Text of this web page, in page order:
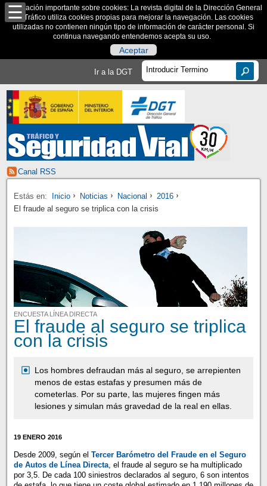
Información importante sobre cookies: La revista digital de la Dirección General
de Tráfico utiliza cookies propias para mejorar la navegación. Las cookies
utilizadas no contienen ningún tipo de información de carácter personal. Si
continua navegando entendemos acepta su uso.
Aceptar
Ir a la DGT
Canal RSS
Estás en: Inicio Noticias Nacional
2016
El fraude al seguro se triplica con la crisis
ENCUESTA LÍNEA DIRECTA
El fraude al seguro se triplica
con la crisis
Los hombres defraudan más al seguro, se arrepienten
menos de estas estafas y presumen más de
cometerlas. Por su parte, las mujeres fingen más
lesiones y simulan más gravedad de la real en ellas.
19 ENERO 2016
Desde 2009, según el Tercer Barómetro del Fraude en el Seguro
de Autos de Línea Directa, el fraude al seguro se ha multiplicado
por 3,5. De cada 100 siniestros declarados al seguro, 6 son intentos